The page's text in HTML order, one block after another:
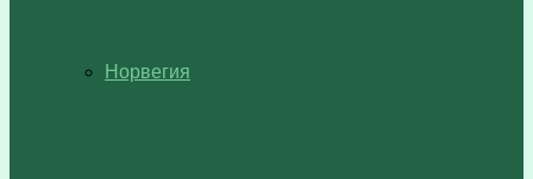
Норвегия